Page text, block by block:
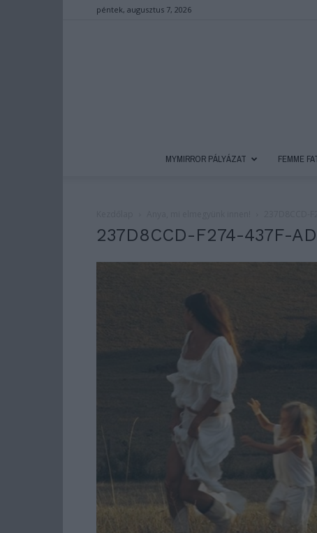
péntek, augusztus 7, 2026
MYMIRROR PÁLYÁZAT FEMME
237D8CCD-F274-437F-